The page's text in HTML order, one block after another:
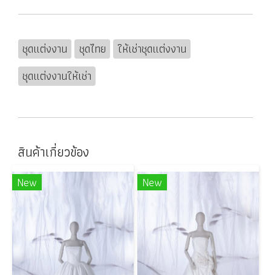
ชุดแต่งงาน ชุดไทย
ให้เช่าชุดแต่งงาน
ชุดแต่งงานให้เช่า
สินค้าเกี่ยวข้อง
New New